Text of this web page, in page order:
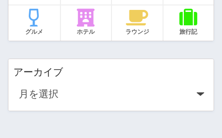
グルメ ホテル ラウンジ 旅行記
アーカイブ